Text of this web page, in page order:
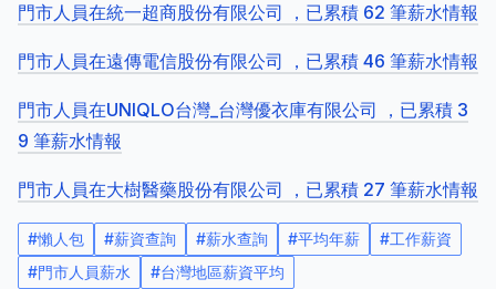
門市人員在統一超商股份有限公司 ，已累積 62 筆薪水情報
門市人員在遠傳電信股份有限公司 ，已累積 46 筆薪水情報
門市人員在UNIQLO台灣_台灣優衣庫有限公司 ，已累積 3
9 筆薪水情報
門市人員在大樹醫藥股份有限公司 ，已累積 27 筆薪水情報
#懶人包 #薪資查詢 #薪水查詢 #平均年薪 #工作薪資
#門市人員薪水 #台灣地區薪資平均